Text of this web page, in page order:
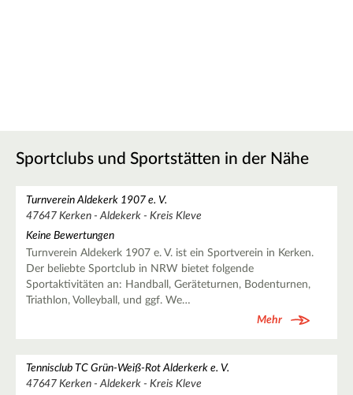
Sportclubs und Sportstätten in der Nähe
Turnverein Aldekerk 1907 e. V.
47647 Kerken - Aldekerk - Kreis Kleve
Keine Bewertungen
Turnverein Aldekerk 1907 e. V. ist ein Sportverein in Kerken.
Der beliebte Sportclub in NRW bietet folgende
Sportaktivitäten an: Handball, Geräteturnen, Bodenturnen,
Triathlon, Volleyball, und ggf. We…
Mehr
Tennisclub TC Grün-Weiß-Rot Alderkerk e. V.
47647 Kerken - Aldekerk - Kreis Kleve